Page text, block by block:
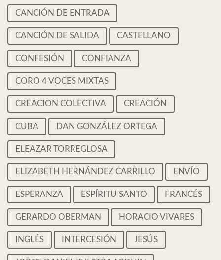
CANCIÓN DE ENTRADA
CANCIÓN DE SALIDA CASTELLANO
CONFESIÓN CONFIANZA
CORO 4 VOCES MIXTAS
CREACION COLECTIVA CREACIÓN
CUBA DAN GONZÁLEZ ORTEGA
ELEAZAR TORREGLOSA
ELIZABETH HERNÁNDEZ CARRILLO ENVÍO
ESPERANZA ESPÍRITU SANTO FRANCÉS
GERARDO OBERMAN HORACIO VIVARES
INGLÉS INTERCESIÓN JESÚS